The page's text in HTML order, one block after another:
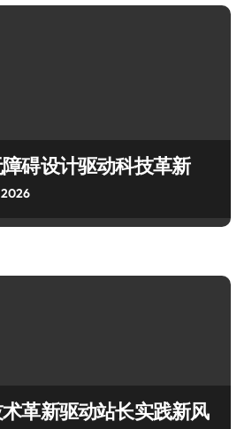
碍设计驱动科技革新
革新驱动站长实践新风